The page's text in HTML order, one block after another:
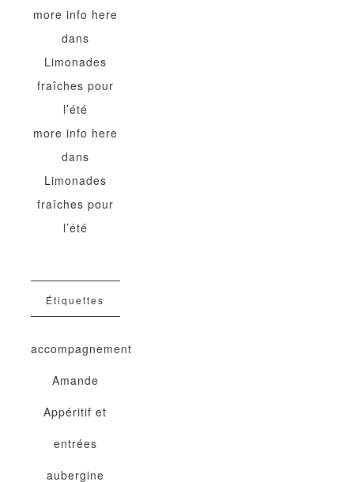
more info here
dans
Limonades
fraîches pour
l’été
more info here
dans
Limonades
fraîches pour
l’été
Étiquettes
accompagnement
Amande
Appéritif et
entrées
aubergine